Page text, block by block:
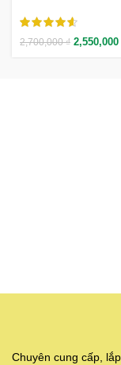
2,700,000₫ 2,550,000
Chuyên cung cấp,